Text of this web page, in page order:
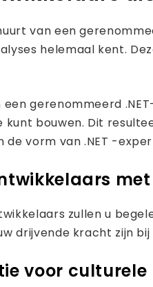
van een
helemaal kent.
gerenommeerd
bouwen. Dit
vorm van .NET -
zullen u
drijvende kracht zijn
voor culturele